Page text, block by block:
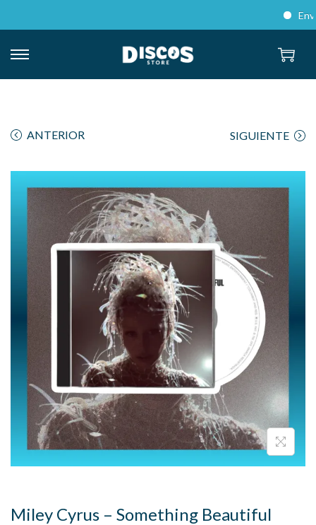
ANTERIOR SIGUIENTE
Miley Cyrus – Something Beautiful